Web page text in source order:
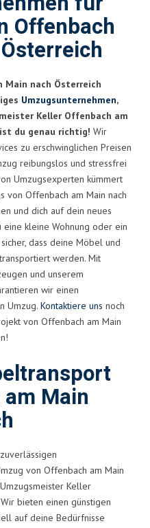
Offenbach
Main nach Österreich
Umzugsunternehmen,
Keller Offenbach am
du genau richtig! Wir
zu erschwinglichen Preisen
reibungslos und stressfrei
Umzugsexperten kümmert
von Offenbach am Main nach
und dich auf dein neues
eine kleine Wohnung oder ein
dass deine Möbel und
werden. Mit
und unserem
wir einen
Umzug. Kontaktiere uns noch
von Offenbach am Main
Main
von Offenbach am Main
Keller
bieten einen günstigen
auf deine Bedürfnisse